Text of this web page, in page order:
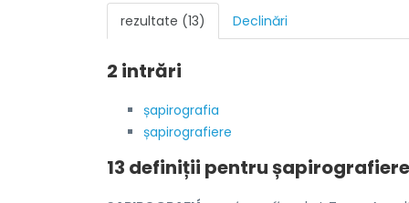
rezultate (13) Declinări
2 intrări
șapirografia
șapirografiere
13 definiții pentrușapirografiere